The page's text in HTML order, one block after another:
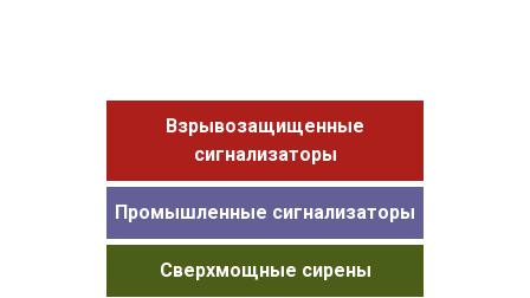
Взрывозащищенные
сигнализаторы
Промышленные сигнализаторы
Сверхмощные сирены